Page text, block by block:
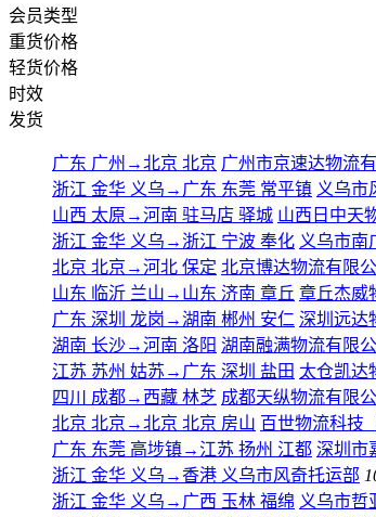
会员类型
重货价格
轻货价格
时效
发货
广东 广州 →北京 北京 广州市京速达物流
浙江 金华 义乌 → 广东 东莞 常平镇 义乌市
山西 太原 →河南 驻马店 驿城 山西日中天
浙江 金华 义乌 → 浙江 宁波 奉化 义乌市南
北京 北京 →河北 保定 北京博达物流有限
山东 临沂 兰山 → 山东 济南 章丘 章丘杰威
广东 深圳 龙岗 →湖南 郴州 安仁 深圳远达
湖南 长沙→河南 洛阳 湖南融满物流有限
江苏 苏州 姑苏 → 广东 深圳 盐田 太仓凯达
四川 成都→ 西藏 林芝 成都天纵物流有限
北京 北京 →北京 北京 房山 百世物流科技
广东 东莞 高埗镇→ 江苏 扬州 江都 深圳市
浙江 金华 义乌 → 香港 义乌市风奇托运部
浙江 金华 义乌 → 广西 玉林 福绵 义乌市哲